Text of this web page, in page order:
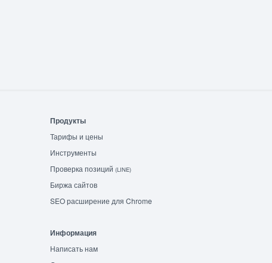
Продукты
Тарифы и цены
Инструменты
Проверка позиций (LINE)
Биржа сайтов
SEO расширение для Chrome
Информация
Написать нам